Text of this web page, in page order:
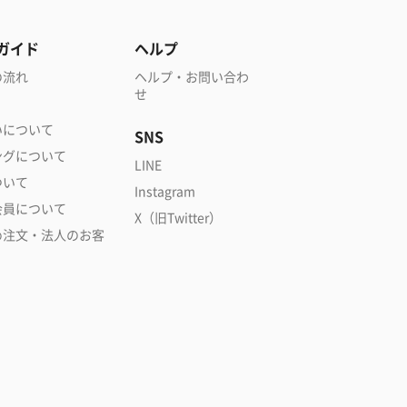
イド
れ
ついて
について
て
について
文・法人のお客
ヘルプ
ヘルプ・お問い合わ
せ
SNS
LINE
Instagram
X（旧Twitter）